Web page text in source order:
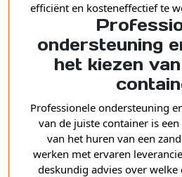
efficiënt en kosteneffectief te
ondersteuning
het kiezen
Professionele ondersteuning
van de juiste container is
van het huren van een
werken met ervaren
deskundig advies over